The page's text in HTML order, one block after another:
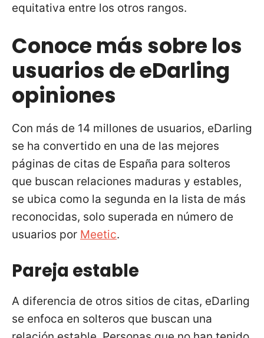
equitativa entre los otros rangos.
Conoce más sobre los
usuarios de eDarling
opiniones
Con más de 14 millones de usuarios, eDarling
se ha convertido en una de las mejores
páginas de citas de España para solteros
que buscan relaciones maduras y estables,
se ubica como la segunda en la lista de más
reconocidas, solo superada en número de
usuarios por Meetic.
Pareja estable
A diferencia de otros sitios de citas, eDarling
se enfoca en solteros que buscan una